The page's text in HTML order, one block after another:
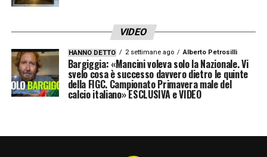
VIDEO
HANNO DETTO 2 settimane ago Alberto Petrosilli
Bargiggia: «Mancini voleva solo la Nazionale. Vi
svelo cosa è successo davvero dietro le quinte
della FIGC. Campionato Primavera male del
calcio italiano» ESCLUSIVA e VIDEO